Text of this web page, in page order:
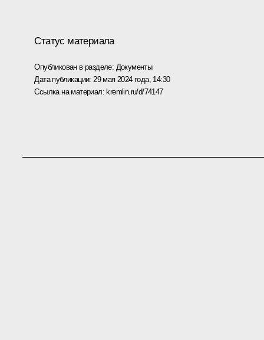
Статус материала
Опубликован в разделе: Документы
Дата публикации: 29 мая 2024 года, 14:30
Ссылка на материал: kremlin.ru/d/74147